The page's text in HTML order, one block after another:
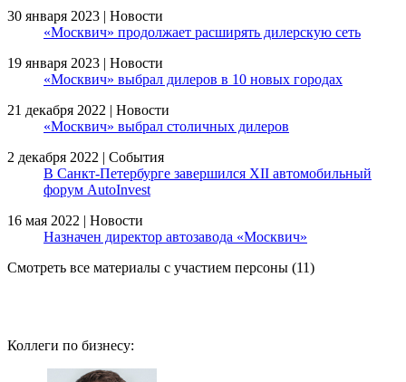
30 января 2023 | Новости
«Москвич» продолжает расширять дилерскую сеть
19 января 2023 | Новости
«Москвич» выбрал дилеров в 10 новых городах
21 декабря 2022 | Новости
«Москвич» выбрал столичных дилеров
2 декабря 2022 | События
В Санкт-Петербурге завершился XII автомобильный
форум AutoInvest
16 мая 2022 | Новости
Назначен директор автозавода «Москвич»
Смотреть все материалы с участием персоны (11)
Коллеги по бизнесу: